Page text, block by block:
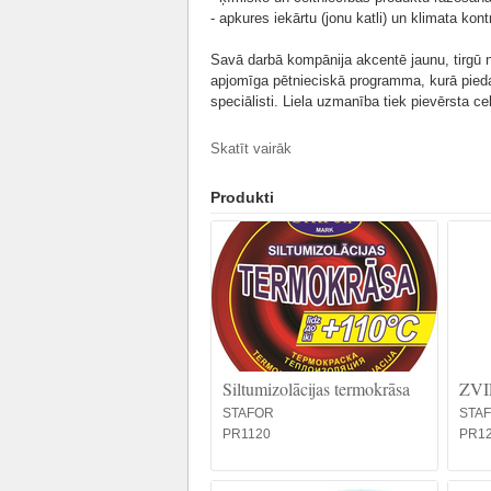
- apkures iekārtu (jonu katli) un klimata
Savā darbā kompānija akcentē jaunu,
apjomīga pētnieciskā programma, kurā
speciālisti. Liela uzmanība tiek pievērsta
Viss kompānijas preču klāsts tiek pārdots
Kompānija pastāvīgi rūpējas par produktu
regulu (EK) Nr. 1907/2006 (REACH).
sertifikācijas procedūru, tai skaitā arī
Rūpējoties par apkartējās vides tīrību
taras reģenerācijas un utilizācijas
Skatīt vairāk
Produkti
Siltumizolācijas termokrāsa
STAFOR
PR1120